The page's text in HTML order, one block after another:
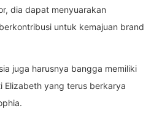
dia dapat menyuarakan
untuk kemajuan brand
juga harusnya bangga memiliki
Elizabeth yang terus berkarya